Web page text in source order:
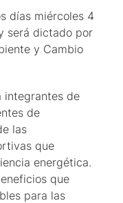
días miércoles 4
será dictado por
y Cambio
integrantes de
de
las
que
energética.
que
para las